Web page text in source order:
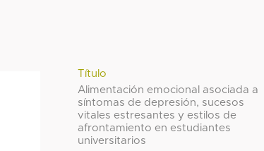
Título
Alimentación emocional asociada a
síntomas de depresión, sucesos
vitales estresantes y estilos de
afrontamiento en estudiantes
universitarios